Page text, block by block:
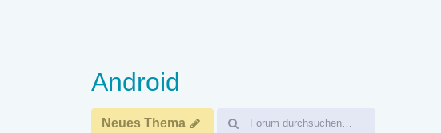
Android
Neues Thema